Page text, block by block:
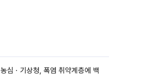
농심ㆍ기상청, 폭염 취약계층에 백